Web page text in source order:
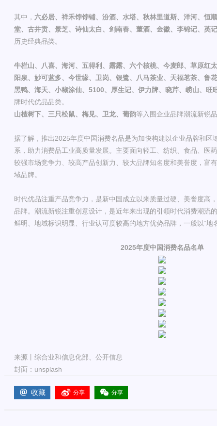
其中， 六必居、祥禾饽饽铺、汾酒、水塔、秋林里道斯、洋河、恒
堂、古井贡、景芝、诗仙太白、剑南春、董酒、金徽、李锦记、英
历史经典品类。
牛栏山、八喜、海河、五得利、露露、六个核桃、今麦郎、草原红
阳泉、妙可蓝多、今世缘、卫岗、银鹭、八马茶业、天福茗茶、鲁
黑鸭、海天、小糊涂仙、5100、厚生记、伊力牌、晓芹、崂山、旺
牌时代优品品类。
山楂树下、三只松鼠、梅见、卫龙、葡韵等入围企业品牌潮流新锐
据了解，推出2025年度中国消费名品是为加快构建以企业品牌和区
系，助力消费品工业高质量发展。主要面向轻工、纺织、食品、医
较强市场竞争力、较高产品创新力、较大品牌知名度和美誉度，富
域品牌。
时代优品注重产品竞争力，是新中国成立以来质量过硬、美誉度高
品牌。潮流新锐注重创意设计，是近年来出现的引领时代消费潮流
鲜明、地域标识明显、行业认可度较高的地方优势品牌，一般以“地
2025年度中国消费名品名单
来源丨综合业和信息化部、公开信息
封面：unsplash
收藏 分享 分享